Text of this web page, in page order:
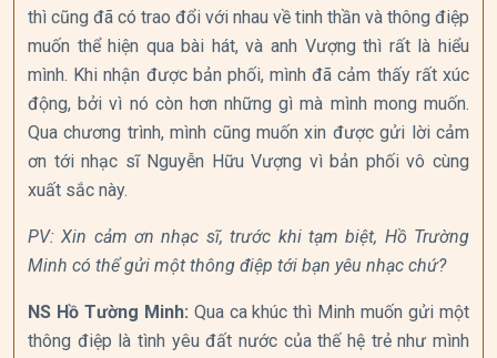
thì cũng đã có trao đổi với nhau về tinh thần và thông điệp
muốn thể hiện qua bài hát, và anh Vượng thì rất là hiểu
mình. Khi nhận được bản phối, mình đã cảm thấy rất xúc
động, bởi vì nó còn hơn những gì mà mình mong muốn.
Qua chương trình, mình cũng muốn xin được gửi lời cảm
ơn tới nhạc sĩ Nguyễn Hữu Vượng vì bản phối vô cùng
xuất sắc này.
PV: Xin cảm ơn nhạc sĩ, trước khi tạm biệt, Hồ Trường
Minh có thể gửi một thông điệp tới bạn yêu nhạc chứ?
NS Hồ Tường Minh: Qua ca khúc thì Minh muốn gửi một
thông điệp là tình yêu đất nước của thế hệ trẻ như mình